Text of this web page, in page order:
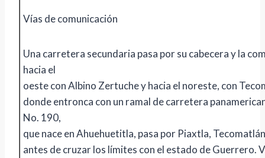
Vías de comunicación
Una carretera secundaria pasa por su cabecera y la
hacia el
oeste con Albino Zertuche y hacia el noreste, con
donde entronca con un ramal de carretera
No. 190,
que nace en Ahuehuetitla, pasa por Piaxtla,
antes de cruzar los límites con el estado de Guerrero.